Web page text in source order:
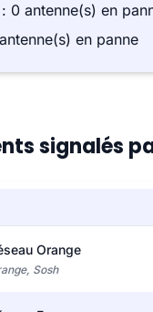
: 0 antenne(s) en
en panne
signalés
Orange
Sosh